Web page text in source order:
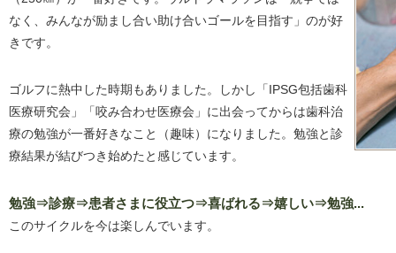
なく、みんなが励まし合い助け合いゴールを目指す」のが好
きです。
ゴルフに熱中した時期もありました。しかし「IPSG包括歯科
医療研究会」「咬み合わせ医療会」に出会ってからは歯科治
療の勉強が一番好きなこと（趣味）になりました。勉強と診
療結果が結びつき始めたと感じています。
勉強⇒診療⇒患者さまに役立つ⇒喜ばれる⇒嬉しい⇒勉強...
このサイクルを今は楽しんでいます。